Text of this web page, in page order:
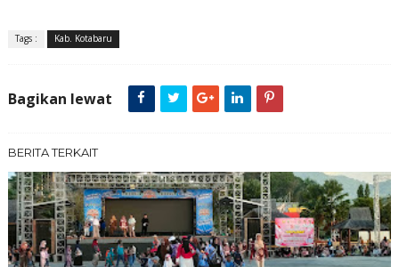
Tags : Kab. Kotabaru
Bagikan lewat
BERITA TERKAIT